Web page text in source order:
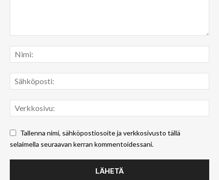
Tallenna nimi, sähköpostiosoite ja verkkosivusto tällä
selaimella seuraavan kerran kommentoidessani.